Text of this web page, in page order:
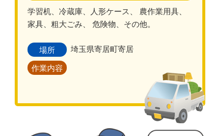
学習机、冷蔵庫、人形ケース、 農作業用具、
家具、粗大ごみ、 危険物、その他。
場所 埼玉県寄居町寄居
作業内容